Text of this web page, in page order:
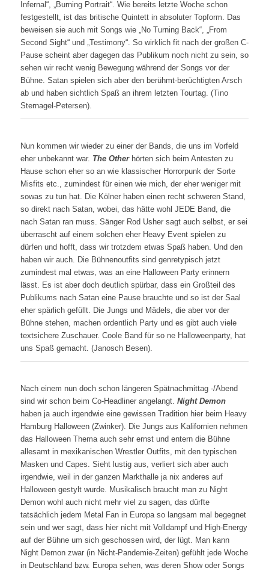
Infernal“, „Burning Portrait“. Wie bereits letzte Woche schon
festgestellt, ist das britische Quintett in absoluter Topform. Das
beweisen sie auch mit Songs wie „No Turning Back“, „From
Second Sight“ und „Testimony“. So wirklich fit nach der großen C-
Pause scheint aber dagegen das Publikum noch nicht zu sein, so
sehen wir recht wenig Bewegung während der Songs vor der
Bühne. Satan spielen sich aber den berühmt-berüchtigten Arsch
ab und haben sichtlich Spaß an ihrem letzten Tourtag. (Tino
Sternagel-Petersen).
Nun kommen wir wieder zu einer der Bands, die uns im Vorfeld
eher unbekannt war. The Otherhörten sich beim Antesten zu
Hause schon eher so an wie klassischer Horrorpunk der Sorte
Misfits etc., zumindest für einen wie mich, der eher weniger mit
sowas zu tun hat. Die Kölner haben einen recht schweren Stand,
so direkt nach Satan, wobei, das hätte wohl JEDE Band, die
nach Satan ran muss. Sänger Rod Usher sagt auch selbst, er sei
überrascht auf einem solchen eher Heavy Event spielen zu
dürfen und hofft, dass wir trotzdem etwas Spaß haben. Und den
haben wir auch. Die Bühnenoutfits sind genretypisch jetzt
zumindest mal etwas, was an eine Halloween Party erinnern
lässt. Es ist aber doch deutlich spürbar, dass ein Großteil des
Publikums nach Satan eine Pause brauchte und so ist der Saal
eher spärlich gefüllt. Die Jungs und Mädels, die aber vor der
Bühne stehen, machen ordentlich Party und es gibt auch viele
textsichere Zuschauer. Coole Band für so ne Halloweenparty, hat
uns Spaß gemacht. (Janosch Besen).
Nach einem nun doch schon längeren Spätnachmittag -/Abend
sind wir schon beim Co-Headliner angelangt. Night Demon
haben ja auch irgendwie eine gewissen Tradition hier beim Heavy
Hamburg Halloween (Zwinker). Die Jungs aus Kalifornien nehmen
das Halloween Thema auch sehr ernst und entern die Bühne
allesamt in mexikanischen Wrestler Outfits, mit den typischen
Masken und Capes. Sieht lustig aus, verliert sich aber auch
irgendwie, weil in der ganzen Markthalle ja nix anderes auf
Halloween gestylt wurde. Musikalisch braucht man zu Night
Demon wohl auch nicht mehr viel zu sagen, das dürfte
tatsächlich jedem Metal Fan in Europa so langsam mal begegnet
sein und wer sagt, dass hier nicht mit Volldampf und High-Energy
auf der Bühne um sich geschossen wird, der lügt. Man kann
Night Demon zwar (in Nicht-Pandemie-Zeiten) gefühlt jede Woche
in Deutschland bzw. Europa sehen, was deren Show oder Songs